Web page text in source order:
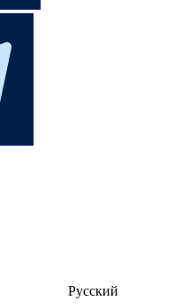
Русский